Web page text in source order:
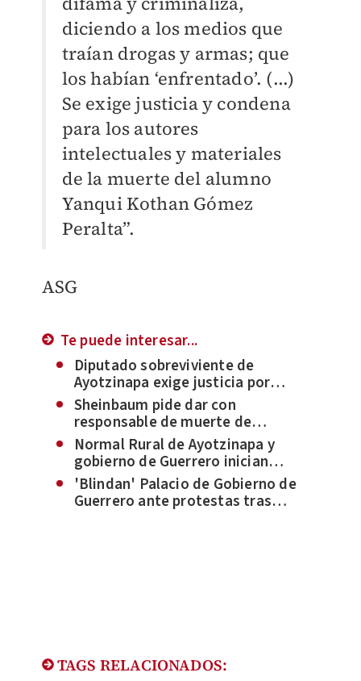
diciendo a los medios que
traían drogas y armas; que
los habían ‘enfrentado’. (...)
Se exige justicia y condena
para los autores
intelectuales y materiales
de la muerte del alumno
Yanqui Kothan Gómez
Peralta”.
ASG
Te puede interesar...
Diputado sobreviviente de
Ayotzinapa exige justicia por
normalista en Guerrero
Sheinbaum pide dar con
responsable de muerte de
normalista en Chilpancingo
Normal Rural de Ayotzinapa y
gobierno de Guerrero inician
dialogo
'Blindan' Palacio de Gobierno de
Guerrero ante protestas tras
TAGS RELACIONADOS: